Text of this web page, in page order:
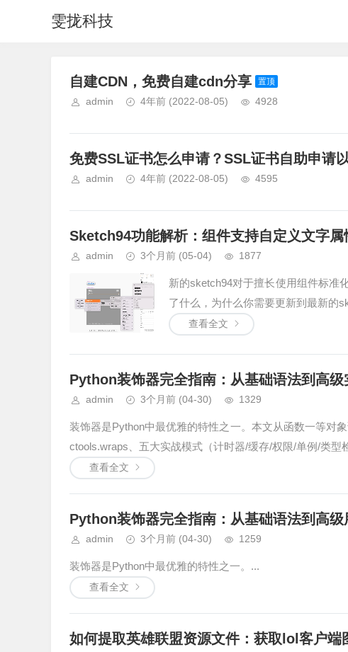
雯拢科技
自建CDN，免费自建cdn分享 置顶
admin 4年前 (2022-08-05) 4928
免费SSL证书怎么申请？SSL证书自助申请
admin 4年前 (2022-08-05) 4595
Sketch94功能解析：组件支持自定义文字
admin 3个月前 (05-04) 1877
新的sketch94对于擅长使用组件标准
了什么，为什么你需要更新到最新的
查看全文
Python装饰器完全指南：从基础语法到高级
admin 3个月前 (04-30) 1329
装饰器是Python中最优雅的特性之一。本文从函数一等对
ctools.wraps、五大实战模式（计时器/缓存/权限/单例/类型
查看全文
Python装饰器完全指南：从基础语法到高级
admin 3个月前 (04-30) 1259
装饰器是Python中最优雅的特性之一。...
查看全文
如何提取英雄联盟资源文件：获取lol客户